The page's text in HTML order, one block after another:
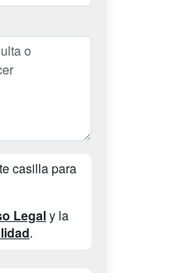
casilla para
Legaly la
.